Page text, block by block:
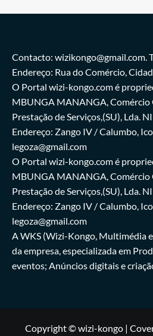
Contacto: wizikongo@gmail.com.
Endereço: Rua do Comércio,
O Portal wizi-kongo.com é
MBUNGA MANANGA, Comércio
Prestação de Serviços,(SU), Lda.
Endereço: Zango IV / Calumbo,
legoza@gmail.com
O Portal wizi-kongo.com é
MBUNGA MANANGA, Comércio
Prestação de Serviços,(SU), Lda.
Endereço: Zango IV / Calumbo,
legoza@gmail.com
A WKS (Wizi-Kongo, Multimédia
da empresa, especializada em
eventos; Anúncios digitais e
Copyright © wizi-kongo |